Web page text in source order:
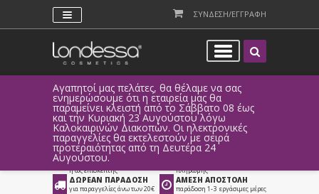
ΣΥΝΔΕΣΗ/ΕΓΓΡΑΦΗ
Αγαπητοί μας πελάτες, θα θέλαμε να σας
ενημερώσουμε ότι η εταιρεία μας θα
παραμείνει κλειστή από το Σάββατο 08 έως
και την Κυριακή 23 Αυγούστου λόγω
Καλοκαιρινών Διακοπών. Οι ηλεκτρονικές
παραγγελίες θα εκτελεστούν με σειρά
προτεραιότητας από τη Δευτέρα 24
Αυγούστου.
Προϊόντα >
Είδη Κομμωτηρίου
>
Τοστιέρες - Μασιές
ΑΜΕΣΗ ΣΥΝΔΕΣΗ
Facebook, Gmail
ή ως επισκέπτης
ΕΥΚΟΛΕΣ ΑΓΟΡΕΣ
πληρωμής
ΔΩΡΕΑΝ ΠΑΡΑΔΟΣΗ
για παραγγελίες άνω των 20€
ΑΜΕΣΗ ΑΠΟΣΤΟΛΗ
παράδοση 1-3 εργάσιμες μέρες